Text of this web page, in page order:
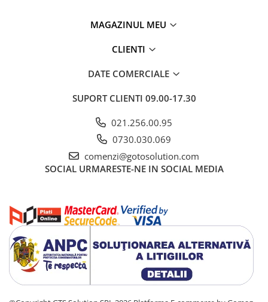
MAGAZINUL MEU
CLIENTI
DATE COMERCIALE
SUPORT CLIENTI 09.00-17.30
021.256.00.95
0730.030.069
comenzi@gotosolution.com
SOCIAL URMARESTE-NE IN SOCIAL MEDIA